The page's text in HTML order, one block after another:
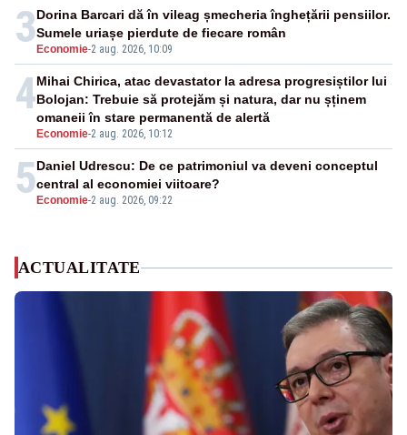
3 Economie-2 aug. 2026, 10:09
Dorina Barcari dă în vileag șmecheria înghețării pensiilor.
Sumele uriașe pierdute de fiecare român
4
Economie-2 aug. 2026, 10:12
Mihai Chirica, atac devastator la adresa progresiștilor lui
Bolojan: Trebuie să protejăm și natura, dar nu șținem
omaneii în stare permanentă de alertă
5 Economie-2 aug. 2026, 09:22
Daniel Udrescu: De ce patrimoniul va deveni conceptul
central al economiei viitoare?
ACTUALITATE